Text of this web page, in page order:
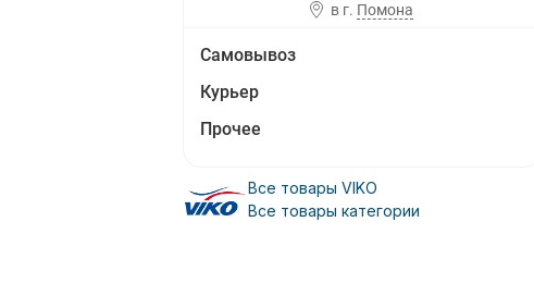
в г. Помона
Самовывоз
Курьер
Прочее
Все товары VIKO
Все товары категории